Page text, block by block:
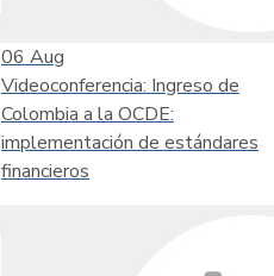
06 Aug
Videoconferencia: Ingreso de
Colombia a la OCDE:
implementación de estándares
financieros